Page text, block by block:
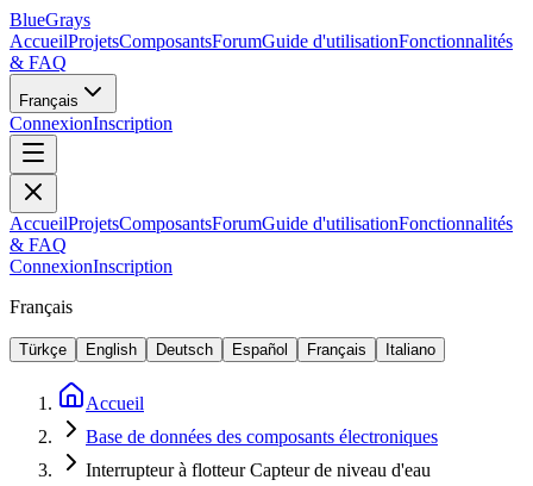
BlueGrays
AccueilProjetsComposantsForumGuide d'utilisationFonctionnalités
& FAQ
Français
ConnexionInscription
AccueilProjetsComposantsForumGuide d'utilisationFonctionnalités
& FAQ
ConnexionInscription
Français
Türkçe English Deutsch Español Français Italiano
Accueil
Base de données des composants électroniques
Interrupteur à flotteur Capteur de niveau d'eau